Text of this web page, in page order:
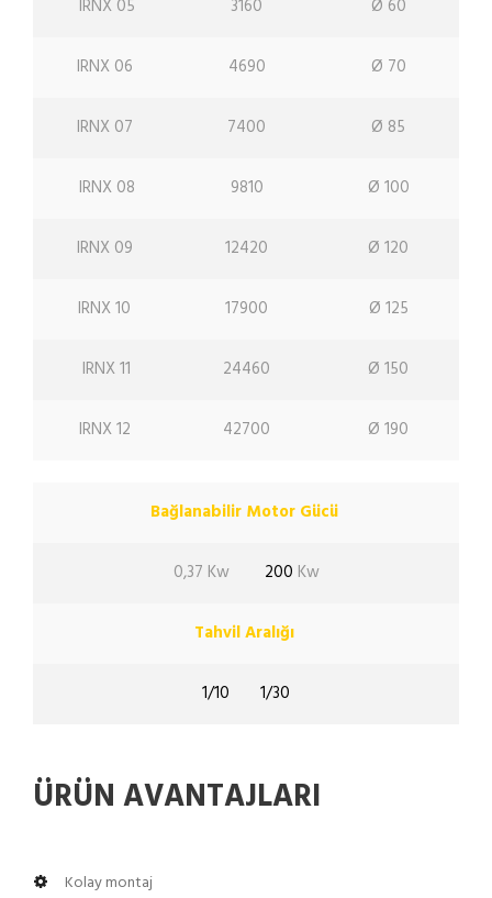
IRNX 05 3160 Ø 60
IRNX 06 4690 Ø 70
IRNX 07 7400 Ø 85
IRNX 08 9810 Ø 100
IRNX 09 12420 Ø 120
IRNX 10 17900 Ø 125
IRNX 11 24460 Ø 150
IRNX 12 42700 Ø 190
Bağlanabilir Motor Gücü
0,37 Kw 200 Kw
Tahvil Aralığı
1/10 1/30
ÜRÜN AVANTAJLARI
Kolay montaj